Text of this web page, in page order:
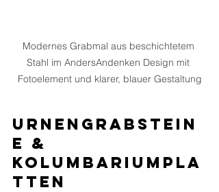
Modernes Grabmal aus beschichtetem
Stahl im AndersAndenken Design mit
Fotoelement und klarer, blauer Gestaltung
Urnengrabstein
e &
Kolumbariumpla
tten